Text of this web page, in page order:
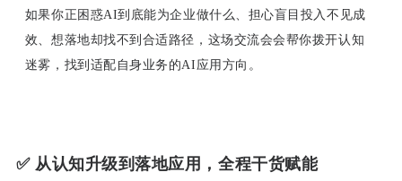
如果你正困惑AI到底能为企业做什么、担心盲目投入不见成
效、想落地却找不到合适路径，这场交流会会帮你拨开认知
迷雾，找到适配自身业务的AI应用方向。
✅ 从认知升级到落地应用，全程干货赋能